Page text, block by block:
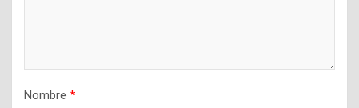
Nombre *